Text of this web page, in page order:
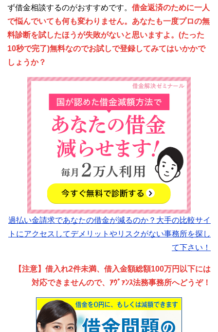
ず借金相談するのがおすすめです。 借金返済のために一人
で悩んでいても何も変わりません。あなたも一度プロの無
料診断を試したほうが失敗がないと思いますよ。(たった
10秒で完了)無料なのでお試しで登録してみてはいかかで
しょうか？
過払い金請求であなたの借金が減るのか？大手の比較サイ
トにアクセスしてデメリットやリスクがない事務所を探し
て下さい！
【注意】借入れ2件未満、借入金額総額100万円以下には
対応できませんので、ｱｳﾞｧﾝｽ法務事務所へどうぞ！